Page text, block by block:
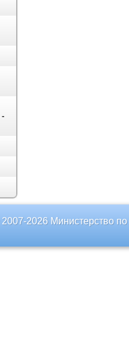
-
2026 Министерство